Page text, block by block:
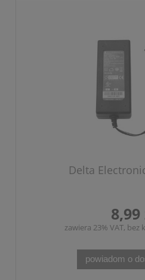
Delta
8,99
zawiera 23% VAT,
powiadom o